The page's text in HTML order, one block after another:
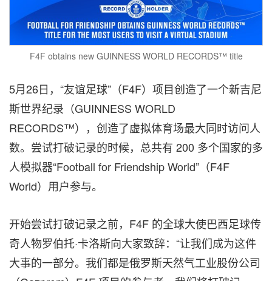
F4F obtains new GUINNESS WORLD RECORDS™ title
5月26日，“友谊足球”（F4F）项目创造了一个新吉尼
斯世界纪录（GUINNESS WORLD
RECORDS™），创造了虚拟体育场最大同时访问人
数。尝试打破记录的时候，总共有 200 多个国家的多
人模拟器“Football for Friendship World”（F4F
World）用户参与。
开始尝试打破记录之前，F4F 的全球大使巴西足球传
奇人物罗伯托·卡洛斯向大家致辞：“让我们成为这件
大事的一部分。我们都是俄罗斯天然气工业股份公司